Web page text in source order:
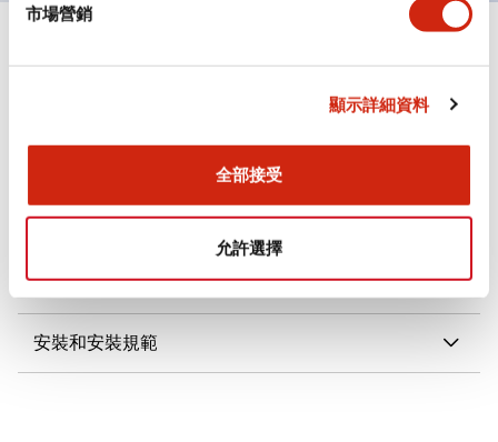
市場營銷
顯示詳細資料
全部接受
允許選擇
+
電氣規範（額定照明部分）
環境規範
機械規格
安裝和安裝規範